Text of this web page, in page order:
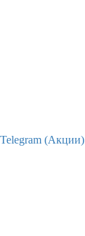
Telegram (Акции)